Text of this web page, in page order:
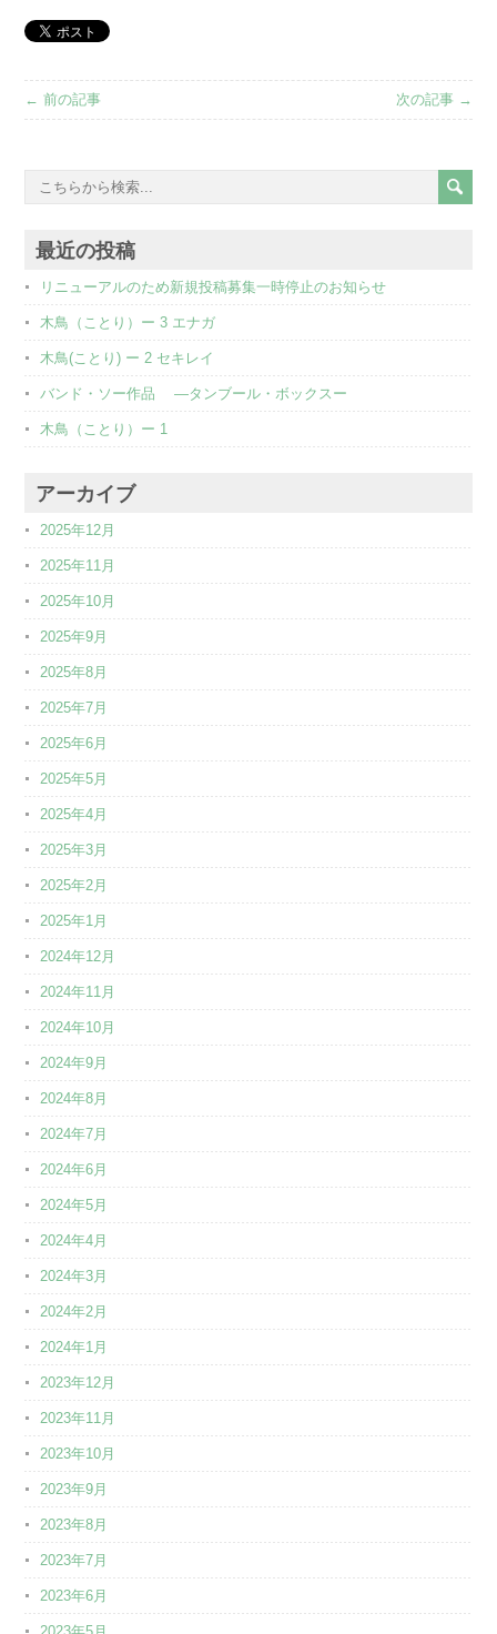
← 前の記事 次の記事 →
最近の投稿
リニューアルのため新規投稿募集一時停止のお知らせ
木鳥（ことり）ー 3 エナガ
木鳥(ことり) ー 2 セキレイ
バンド・ソー作品 ―タンブール・ボックスー
木鳥（ことり）ー 1
アーカイブ
2025年12月
2025年11月
2025年10月
2025年9月
2025年8月
2025年7月
2025年6月
2025年5月
2025年4月
2025年3月
2025年2月
2025年1月
2024年12月
2024年11月
2024年10月
2024年9月
2024年8月
2024年7月
2024年6月
2024年5月
2024年4月
2024年3月
2024年2月
2024年1月
2023年12月
2023年11月
2023年10月
2023年9月
2023年8月
2023年7月
2023年6月